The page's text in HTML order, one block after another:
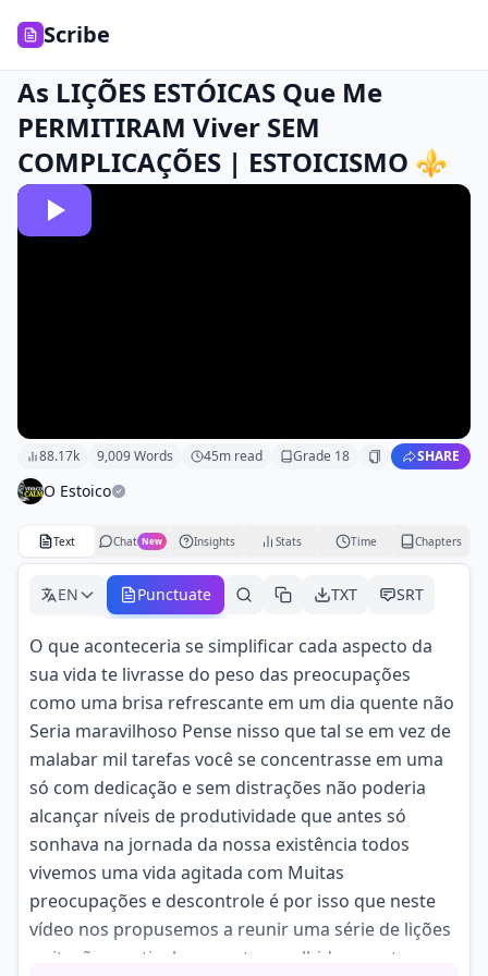
Scribe
As LIÇÕES ESTÓICAS Que Me
PERMITIRAM Viver SEM
COMPLICAÇÕES | ESTOICISMO ⚜️
88.17k 9,009Words 45m read Grade 18 SHARE
O Estoico
Text Chat New Insights Stats Time Chapters
EN Punctuate TXT SRT
O que aconteceria se simplificar cada aspecto da
sua vida te livrasse do peso das preocupações
como uma brisa refrescante em um dia quente não
Seria maravilhoso Pense nisso que tal se em vez de
malabar mil tarefas você se concentrasse em uma
só com dedicação e sem distrações não poderia
alcançar níveis de produtividade que antes só
sonhava na jornada da nossa existência todos
vivemos uma vida agitada com Muitas
preocupações e descontrole é por isso que neste
vídeo nos propusemos a reunir uma série de lições
e citações meticulosamente escolhidas que te